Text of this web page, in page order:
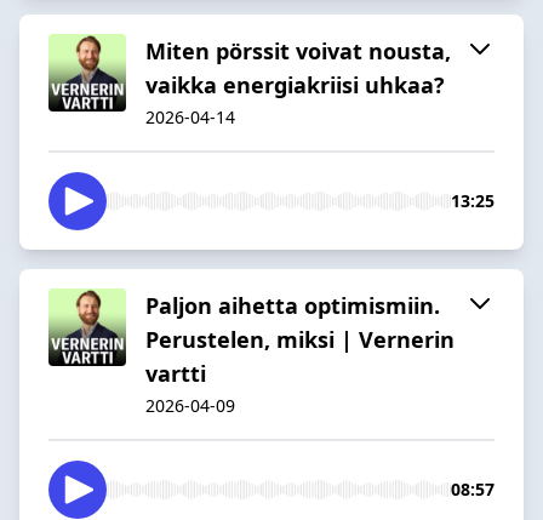
Miten pörssit voivat nousta,
vaikka energiakriisi uhkaa?
2026-04-14
13:25
Paljon aihetta optimismiin.
Perustelen, miksi | Vernerin
vartti
2026-04-09
08:57